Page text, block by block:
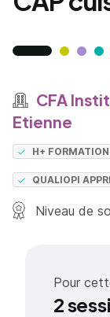
CFA
Etienne
H+ FORMATION
QUALIOPI
Niveau de
Pour
2